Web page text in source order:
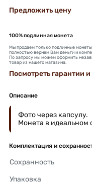
Предложить цену
100% подлинная монета
Мы продаем только подлинные
полностью вернем Вам деньги и
По запросу мы можем оформить
товар из нашего магазина.
Посмотреть гарантии
Описание
Фото через капсулу.
Монета в идеальном
Комплектация и
Сохранность
Упаковка